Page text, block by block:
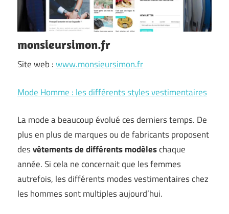
monsieursimon.fr
Site web :www.monsieursimon.fr
Mode Homme : les différents styles vestimentaires
La mode a beaucoup évolué ces derniers temps. De
plus en plus de marques ou de fabricants proposent
desvêtements de différents modèleschaque
année. Si cela ne concernait que les femmes
autrefois, les différents modes vestimentaires chez
les hommes sont multiples aujourd’hui.